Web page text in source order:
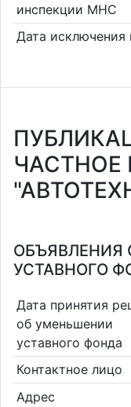
инспекции МНС
Дата исключения
ЧАСТНОЕ
ОБЪЯВЛЕНИЯ
УСТАВНОГО
Дата принятия
об уменьшении
уставного фонда
Контактное лицо
Адрес